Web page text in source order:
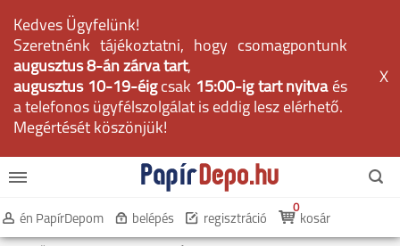
Kedves Ügyfelünk!
Szeretnénk tájékoztatni, hogy csomagpontunk
augusztus 8-án zárva tart,
augusztus 10-19-éig csak 15:00-ig tart nyitvaés
a telefonos ügyfélszolgálat is eddig lesz elérhető.
Megértését köszönjük!
X
én PapírDepom belépés regisztráció kosár
0